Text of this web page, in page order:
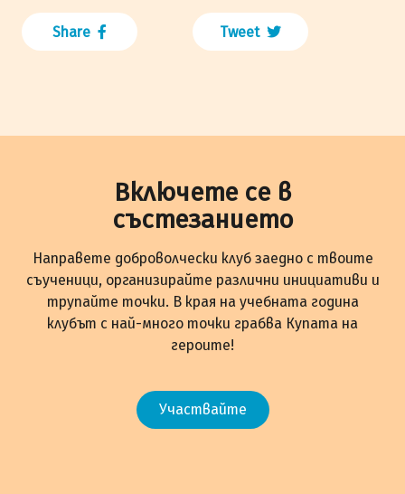
Share Tweet
Включете се в
състезанието
Направете доброволчески клуб заедно с твоите
съученици, организирайте различни инициативи и
трупайте точки. В края на учебната година
клубът с най-много точки грабва Купата на
героите!
Участвайте